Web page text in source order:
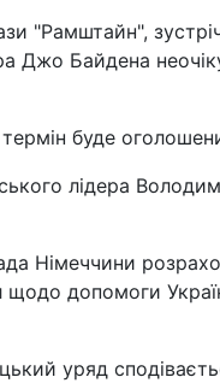
"Рамштайн",
Джо Байдена
буде
лідера
Німеччини
допомоги
уряд